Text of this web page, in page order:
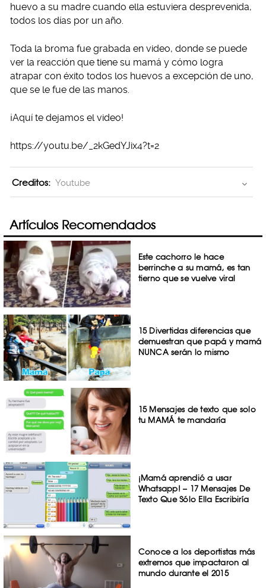
huevo a su madre cuando ella estuviera desprevenida,
todos los días por un año.
Toda la broma fue grabada en video, donde se puede
ver la reacción que tiene su mamá y cómo logra
atrapar con éxito todos los huevos a excepción de uno,
que se le fue de las manos.
¡Aquí te dejamos el video!
https://youtu.be/_2kGedYJix4?t=2
Creditos: Youtube
Artículos Recomendados
Este cachorro le hace
berrinche a su mamá, es tan
tierno que se vuelve viral
15 Divertidas diferencias que
demuestran que papá y mamá
NUNCA serán lo mismo
15 Mensajes de texto que solo
tu MAMÁ te mandaría
¡Mamá aprendió a usar
Whatsapp! – 17 Mensajes De
Texto Que Sólo Ella Escribiría
Conoce a los deportistas más
extremos que impactaron al
mundo durante el 2015